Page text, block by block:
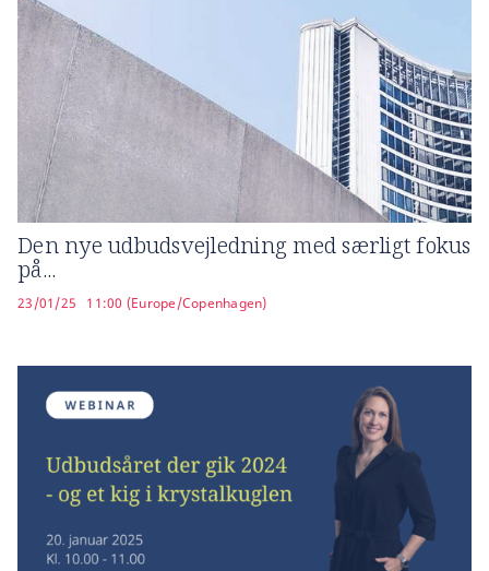
Den nye udbudsvejledning med særligt fokus
på...
23/01/25 11:00 (Europe/Copenhagen)